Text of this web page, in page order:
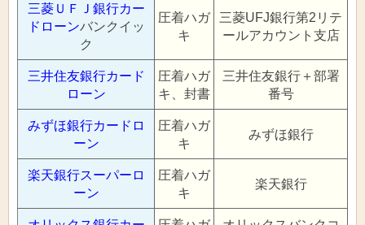
三菱ＵＦＪ銀行カー
ドローンバンクイッ
ク
圧着ハガ
キ
三菱UFJ銀行第2リテ
ールアカウント支店
三井住友銀行カード
ローン
圧着ハガ
キ、封書
三井住友銀行＋部署
番号
みずほ銀行カードロ
ーン
圧着ハガ
キ
みずほ銀行
楽天銀行スーパーロ
ーン
圧着ハガ
キ
楽天銀行